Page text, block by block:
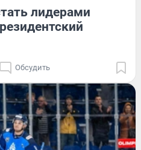
лидерами
Обсудить